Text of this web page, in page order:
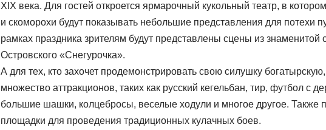
XIX века. Для гостей откроется ярмарочный кукольный театр, в
и скоморохи будут показывать небольшие представления для потехи
рамках праздника зрителям будут представлены сцены из знаменитой
Островского «Снегурочка».
А для тех, кто захочет продемонстрировать свою силушку богатырскую,
множество аттракционов, таких как русский кегельбан, тир, футбол с
большие шашки, колцебросы, веселые ходули и многое другое. Также
площадки для проведения традиционных кулачных боев.